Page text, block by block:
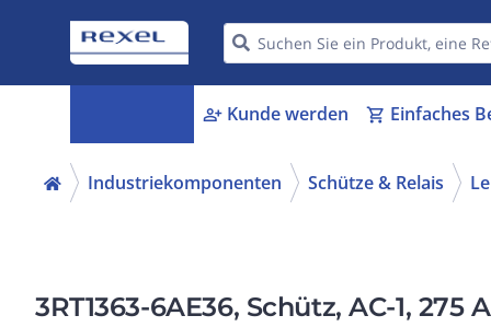
person_add Kunde werden shopping_cart Einfaches
Industriekomponenten Schütze & Relais
3RT1363-6AE36, Schütz, AC-1, 275